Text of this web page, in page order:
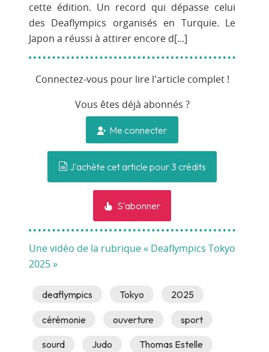
cette édition. Un record qui dépasse celui
des Deaflympics organisés en Turquie. Le
Japon a réussi à attirer encore d[...]
Connectez-vous pour lire l'article complet !
Vous êtes déjà abonnés ?
Me connecter
J'achète cet article pour 3 crédits
S'abonner
Une vidéo de la rubrique « Deaflympics Tokyo
2025 »
deaflympics Tokyo 2025
cérémonie ouverture sport
sourd Judo Thomas Estelle